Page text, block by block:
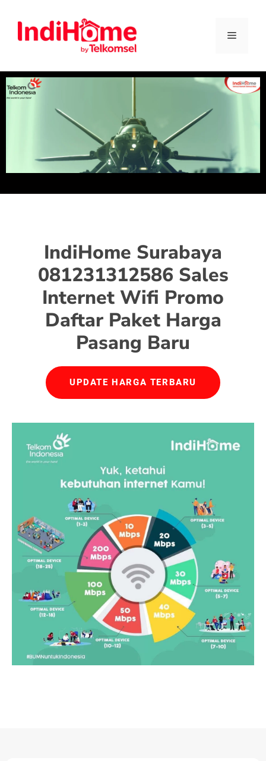
IndiHome Surabaya
081231312586 Sales
Internet Wifi Promo
Daftar Paket Harga
Pasang Baru
UPDATE HARGA TERBARU